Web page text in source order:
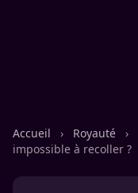
Accueil › Royauté ›
impossible à recoller ?